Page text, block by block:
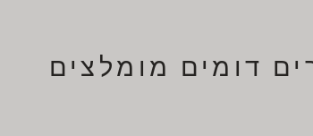
דומים מומלצים